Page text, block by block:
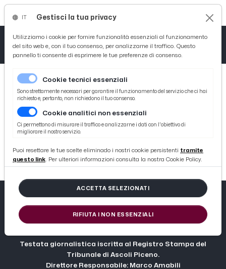
404
Testata giornalistica iscritta al Registro Stampa del
Tribunale di Ascoli Piceno.
Direttore Responsabile: Marco Amabili
Gestisci la tua privacy
Utilizziamo i cookie per fornire funzionalità essenziali al funzionamento
del sito web e, con il tuo consenso, per analizzarne il traffico. Questo
pannello ti consente di esprimere le tue preferenze di consenso.
Cookie tecnici essenziali
Sono strettamente necessari per garantire il funzionamento del servizio che ci hai
richiesto e, pertanto, non richiedono il tuo consenso.
Cookie analitici non essenziali
Ci permettono di misurare il traffico e analizzarne i dati con l'obiettivo di
migliorare il nostro servizio.
Puoi resettare le tue scelte eliminado i nostri cookie persistenti tramite
questo link. Per ulteriori informazioni consulta la nostra Cookie Policy.
ACCETTA SELEZIONATI
RIFIUTA I NON ESSENZIALI
Tutto News
Tutto Sport
Basket
Ciclismo
Tutto Curiosità